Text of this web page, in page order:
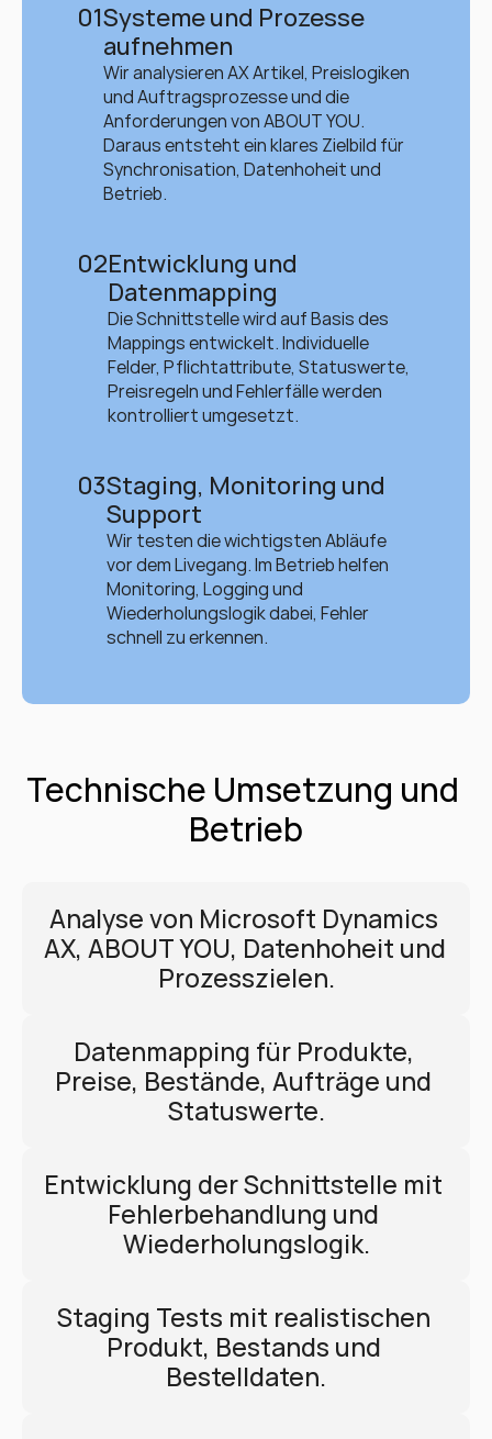
01Systeme und Prozesse
aufnehmen
Wir analysieren AX Artikel, Preislogiken
und Auftragsprozesse und die
Anforderungen von ABOUT YOU.
Daraus entsteht ein klares Zielbild für
Synchronisation, Datenhoheit und
Betrieb.
02Entwicklung und
Datenmapping
Die Schnittstelle wird auf Basis des
Mappings entwickelt. Individuelle
Felder, Pflichtattribute, Statuswerte,
Preisregeln und Fehlerfälle werden
kontrolliert umgesetzt.
03Staging, Monitoring und
Support
Wir testen die wichtigsten Abläufe
vor dem Livegang. Im Betrieb helfen
Monitoring, Logging und
Wiederholungslogik dabei, Fehler
schnell zu erkennen.
Technische Umsetzung und
Betrieb
Analyse von Microsoft Dynamics
AX, ABOUT YOU, Datenhoheit und
Prozesszielen.
Datenmapping für Produkte,
Preise, Bestände, Aufträge und
Statuswerte.
Entwicklung der Schnittstelle mit
Fehlerbehandlung und
Wiederholungslogik.
Staging Tests mit realistischen
Produkt, Bestands und
Bestelldaten.